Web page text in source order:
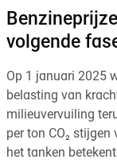
volgende
Op 1 januari 2025
belasting van
milieuvervuiling
per ton CO₂
het tanken